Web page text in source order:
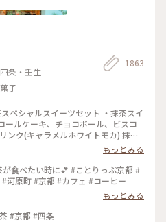
条・壬生
子
1863
スペシャルスイーツセット ・抹茶スイ
ールケーキ、チョコボール、ビスコ
ンク(キャラメルホワイトモカ) 抹茶
です。 フォークを2本用意して頂い
でした。 #TEO KAFON#抹茶三昧#
おでかけ
もっとみる
食べたい時に💕 #ことりっぷ京都 #
河原町 #京都 #カフェ #コーヒー
もっとみる
#京都 #四条